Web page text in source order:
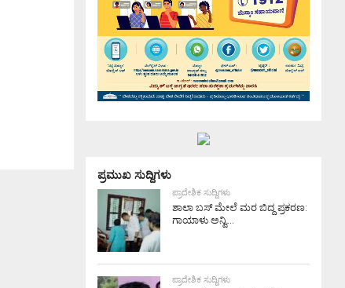
ಪ್ರಮುಖ ಸುದ್ದಿಗಳು
ಪ್ರಾದೇಶಿಕ ಸುದ್ದಿಗಳು
ಶಾಲಾ ಬಸ್ ಮೇಲೆ ಮರ ಬಿದ್ದ ಪ್ರಕರಣ:
ಗಾಯಾಳು ಅನ್ವಿ...
ಪ್ರಾದೇಶಿಕ ಸುದ್ದಿಗಳು